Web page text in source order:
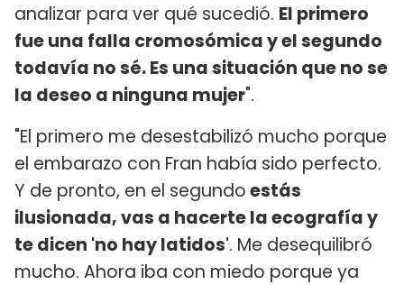
analizar para ver qué sucedió. El primero
fue una falla cromosómica y el segundo
todavía no sé. Es una situación que no se
la deseo a ninguna mujer".
"El primero me desestabilizó mucho porque
el embarazo con Fran había sido perfecto.
Y de pronto, en el segundoestás
ilusionada, vas a hacerte la ecografía y
te dicen 'no hay latidos'. Me desequilibró
mucho. Ahora iba con miedo porque ya